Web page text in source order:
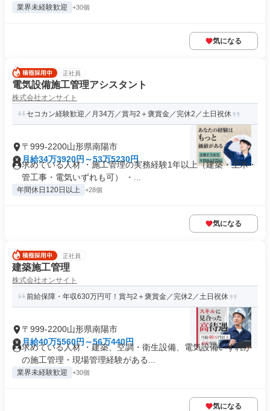
業界未経験歓迎 +30個
気になる
正社員
電気設備施工管理アシスタント
株式会社オンサイト
セコカン経験歓迎／月34万／賞与2＋褒賞金／完休2／土日祝休
〒999-2200山形県南陽市
月給34万3920円～53万5230円
求めている人材 ・施工管理の実務経験1年以上（建築・土木・
管工事・電気いずれも可） ・...
年間休日120日以上 +28個
気になる
正社員
建築施工管理
株式会社オンサイト
前給保障・年収630万円可！賞与2＋褒賞金／完休2／土日祝休
〒999-2200山形県南陽市
月給40万5560円～56万440円
求めている人材 ・建築、空調・衛生設備、電気設備いずれか
の施工管理・現場管理経験がある...
業界未経験歓迎 +30個
気になる